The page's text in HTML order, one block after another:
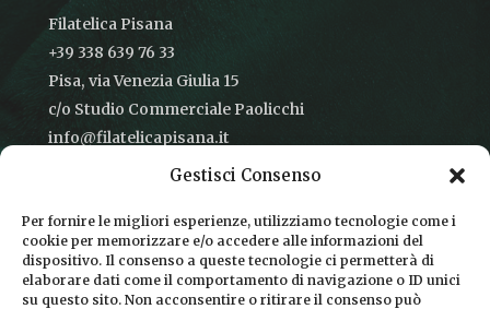
Gestisci Consenso
Per fornire le migliori esperienze, utilizziamo tecnologie come i
cookie per memorizzare e/o accedere alle informazioni del
dispositivo. Il consenso a queste tecnologie ci permetterà di
elaborare dati come il comportamento di navigazione o ID unici
su questo sito. Non acconsentire o ritirare il consenso può
Filatelica Pisana
+39 338 639 76 33
Pisa, via Venezia Giulia 15
c/o Studio Commerciale Paolicchi
info@filatelicapisana.it
CONDIZIONI DI VENDITA
INFORMATIVA SULLA PRIVACY